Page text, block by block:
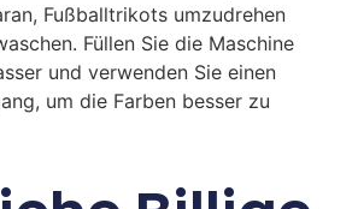
Fußballtrikots umzudrehen
Füllen Sie die Maschine
und verwenden Sie einen
um die Farben besser zu